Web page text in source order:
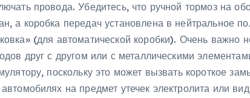
провода. Убедитесь, что ручной тормоз на
а коробка передач установлена в нейтральное
(для автоматической коробки). Очень важно
друг с другом или с металлическими
поскольку это может вызвать короткое
на предмет утечек электролита или